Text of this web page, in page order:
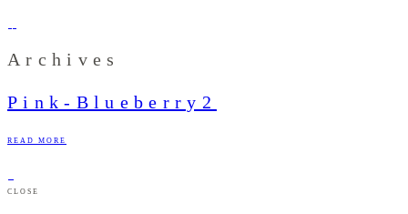
Archives
Pink-Blueberry2
READ MORE
CLOSE